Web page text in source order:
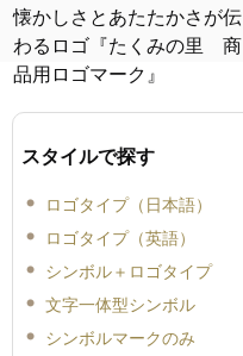
懐かしさとあたたかさが伝
わるロゴ『たくみの里 商
品用ロゴマーク』
スタイルで探す
ロゴタイプ（日本語）
ロゴタイプ（英語）
シンボル＋ロゴタイプ
文字一体型シンボル
シンボルマークのみ